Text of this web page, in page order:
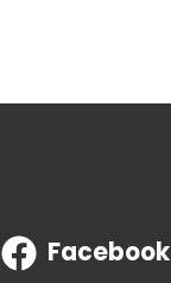
Facebook